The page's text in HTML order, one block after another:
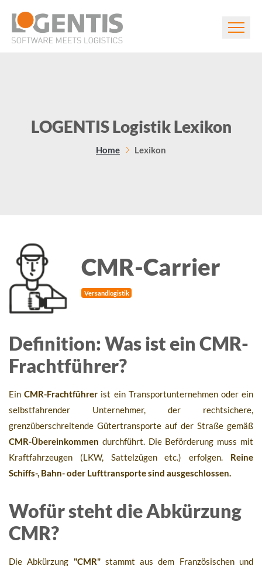
LOGENTIS Logistik Lexikon
Home Lexikon
CMR-Carrier
Versandlogistik
Definition: Was ist ein CMR-
Frachtführer?
EinCMR-Frachtführer ist ein Transportunternehmen oder ein
selbstfahrender Unternehmer, der rechtsichere,
grenzüberschreitende Gütertransporte auf der Straße gemäß
CMR-Übereinkommen durchführt. Die Beförderung muss mit
Kraftfahrzeugen (LKW, Sattelzügen etc.) erfolgen. Reine
Schiffs-, Bahn- oder Lufttransporte sind ausgeschlossen.
Wofür steht die Abkürzung
CMR?
Die Abkürzung "CMR"stammt aus dem Französischen und